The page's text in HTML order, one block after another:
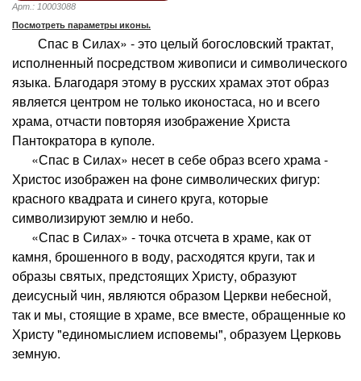
Арт.: 10003088
Посмотреть параметры иконы.
Спас в Силах» - это целый богословский трактат,
исполненный посредством живописи и символического
языка. Благодаря этому в русских храмах этот образ
является центром не только иконостаса, но и всего
храма, отчасти повторяя изображение Христа
Пантократора в куполе.
«Спас в Силах» несет в себе образ всего храма -
Христос изображен на фоне символических фигур:
красного квадрата и синего круга, которые
символизируют землю и небо.
«Спас в Силах» - точка отсчета в храме, как от
камня, брошенного в воду, расходятся круги, так и
образы святых, предстоящих Христу, образуют
деисусный чин, являются образом Церкви небесной,
так и мы, стоящие в храме, все вместе, обращенные ко
Христу "единомыслием исповемы", образуем Церковь
земную.